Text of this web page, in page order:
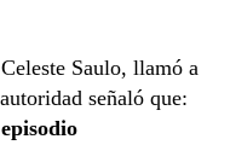
Saulo, llamó a
señaló que: